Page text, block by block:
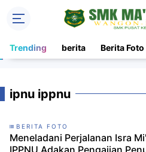
Trending berita Berita Foto
ipnu ippnu
BERITA FOTO
Meneladani Perjalanan Isra
IPPNU Adakan Pengajian